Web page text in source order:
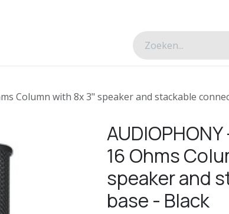
Column with 8x 3" speaker and stackable
16 Ohms
speaker and
base - Black